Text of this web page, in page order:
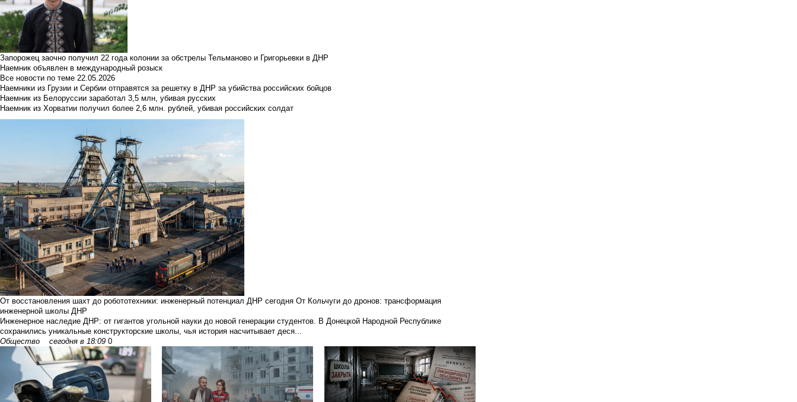
Запорожец заочно получил 22 года колонии за обстрелы Тельманово и Григорьевки в ДНР
Наемник объявлен в международный розыск
Все новости по теме 22.05.2026
Наемники из Грузии и Сербии отправятся за решетку в ДНР за убийства российских бойцов
Наемник из Белоруссии заработал 3,5 млн, убивая русских
Наемник из Хорватии получил более 2,6 млн. рублей, убивая российских солдат
От восстановления шахт до робототехники: инженерный потенциал ДНР сегодня От Кольчуги до дронов: трансформация
инженерной школы ДНР
Инженерное наследие ДНР: от гигантов угольной науки до новой генерации студентов. В Донецкой Народной Республике
сохранились уникальные конструкторские школы, чья история насчитывает деся...
Общество
сегодня в 18:09 0